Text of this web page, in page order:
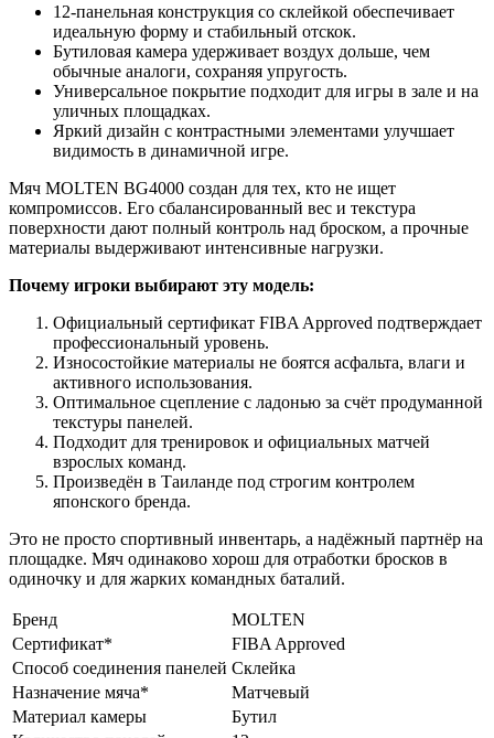
12-панельная конструкция со склейкой обеспечивает
идеальную форму и стабильный отскок.
Бутиловая камера удерживает воздух дольше, чем
обычные аналоги, сохраняя упругость.
Универсальное покрытие подходит для игры в зале и на
уличных площадках.
Яркий дизайн с контрастными элементами улучшает
видимость в динамичной игре.
Мяч MOLTEN BG4000 создан для тех, кто не ищет
компромиссов. Его сбалансированный вес и текстура
поверхности дают полный контроль над броском, а прочные
материалы выдерживают интенсивные нагрузки.
Почему игроки выбирают эту модель:
Официальный сертификат FIBA Approved подтверждает
профессиональный уровень.
Износостойкие материалы не боятся асфальта, влаги и
активного использования.
Оптимальное сцепление с ладонью за счёт продуманной
текстуры панелей.
Подходит для тренировок и официальных матчей
взрослых команд.
Произведён в Таиланде под строгим контролем
японского бренда.
Это не просто спортивный инвентарь, а надёжный партнёр на
площадке. Мяч одинаково хорош для отработки бросков в
одиночку и для жарких командных баталий.
Бренд
MOLTEN
Сертификат*
FIBA Approved
Способ соединения панелей Склейка
Назначение мяча*
Матчевый
Материал камеры
Бутил